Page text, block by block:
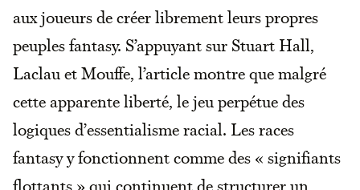
aux joueurs de créer librement leurs propres
peuples fantasy. S’appuyant sur Stuart Hall,
Laclau et Mouffe, l’article montre que malgré
cette apparente liberté, le jeu perpétue des
logiques d’essentialisme racial. Les races
fantasy y fonctionnent comme des « signifiants
flottants » qui continuent de structurer un